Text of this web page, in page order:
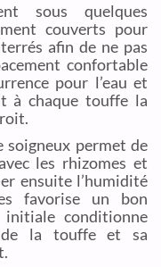
sous quelques
couverts pour
afin de ne pas
confortable
pour l’eau et
à chaque touffe la
soigneux permet de
les rhizomes et
ensuite l’humidité
favorise un bon
conditionne
la touffe et sa